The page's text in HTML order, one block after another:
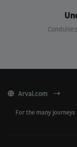
Arval.com
For the many journeys